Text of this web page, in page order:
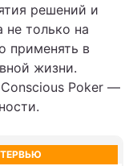
решений и
не только на
применять в
жизни.
Poker —